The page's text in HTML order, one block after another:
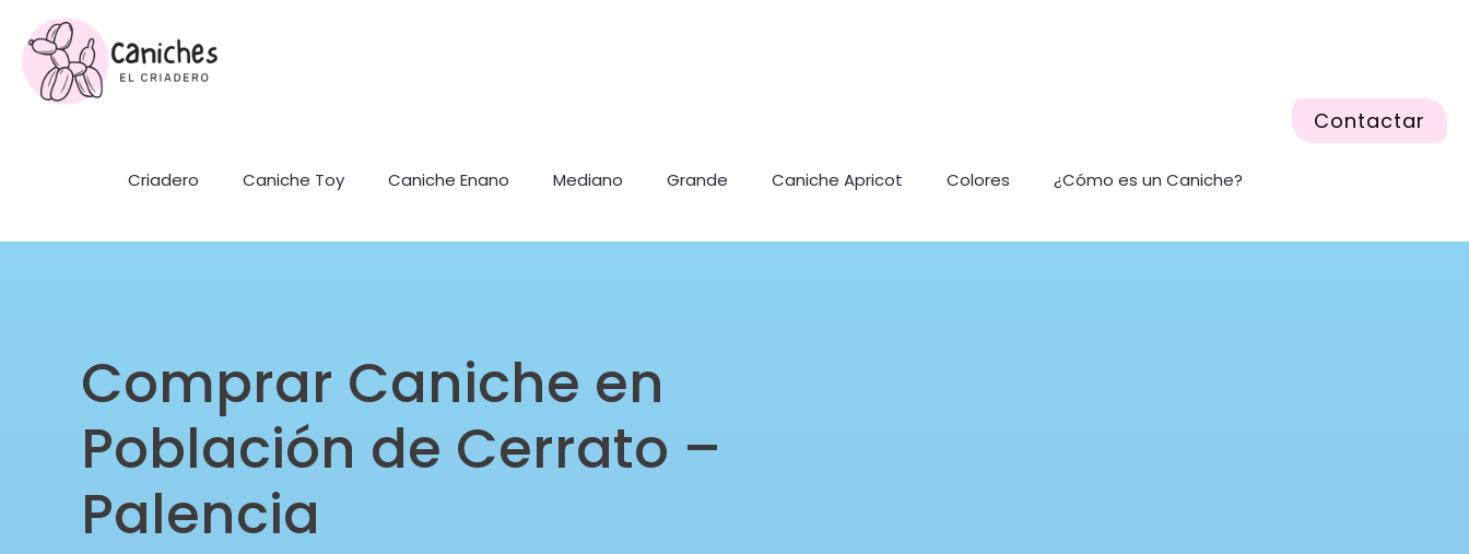
Criadero Caniche Toy Caniche Enano Mediano Grande Caniche Apricot Colores ¿Cómo es un Caniche?
Contactar
Comprar Caniche en
Población de Cerrato –
Palencia